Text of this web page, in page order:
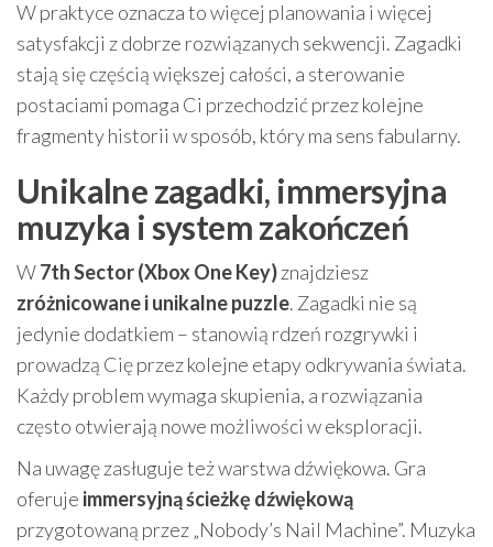
W praktyce oznacza to więcej planowania i więcej
satysfakcji z dobrze rozwiązanych sekwencji. Zagadki
stają się częścią większej całości, a sterowanie
postaciami pomaga Ci przechodzić przez kolejne
fragmenty historii w sposób, który ma sens fabularny.
Unikalne zagadki, immersyjna
muzyka i system zakończeń
W7th Sector (Xbox One Key)znajdziesz
zróżnicowane i unikalne puzzle. Zagadki nie są
jedynie dodatkiem – stanowią rdzeń rozgrywki i
prowadzą Cię przez kolejne etapy odkrywania świata.
Każdy problem wymaga skupienia, a rozwiązania
często otwierają nowe możliwości w eksploracji.
Na uwagę zasługuje też warstwa dźwiękowa. Gra
oferuje immersyjną ścieżkę dźwiękową
przygotowaną przez „Nobody’s Nail Machine”. Muzyka